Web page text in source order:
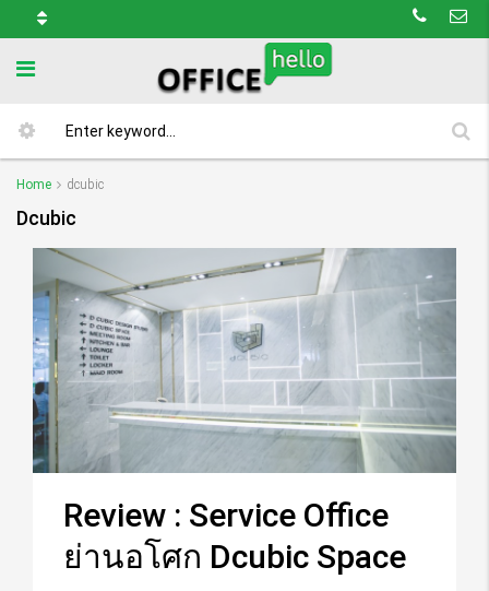
Home dcubic
Dcubic
Review : Service Office
ย่านอโศก Dcubic Space